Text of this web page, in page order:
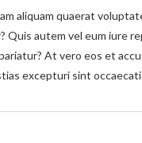
aliquam quaerat
Quis autem vel eum iure
At vero eos et
excepturi sint